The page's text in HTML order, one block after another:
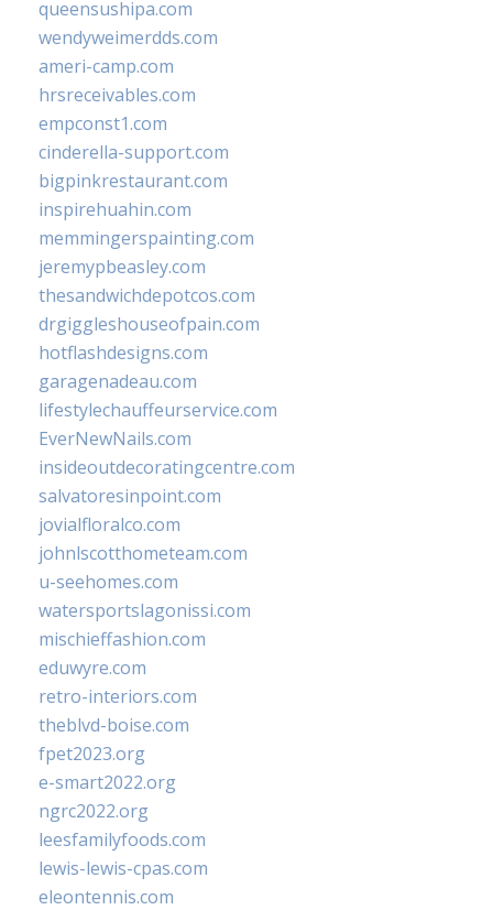
queensushipa.com
wendyweimerdds.com
ameri-camp.com
hrsreceivables.com
empconst1.com
cinderella-support.com
bigpinkrestaurant.com
inspirehuahin.com
memmingerspainting.com
jeremypbeasley.com
thesandwichdepotcos.com
drgiggleshouseofpain.com
hotflashdesigns.com
garagenadeau.com
lifestylechauffeurservice.com
EverNewNails.com
insideoutdecoratingcentre.com
salvatoresinpoint.com
jovialfloralco.com
johnlscotthometeam.com
u-seehomes.com
watersportslagonissi.com
mischieffashion.com
eduwyre.com
retro-interiors.com
theblvd-boise.com
fpet2023.org
e-smart2022.org
ngrc2022.org
leesfamilyfoods.com
lewis-lewis-cpas.com
eleontennis.com